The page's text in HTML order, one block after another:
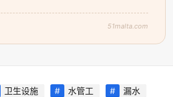
51malta.com
卫生设施 水管工
漏水